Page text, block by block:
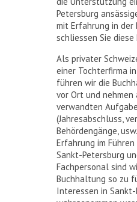
Petersburg
mit Erfahrung in der
schliessen Sie diese
Als privater
einer Tochterfirma
führen wir die
vor Ort und nehmen
verwandten
(Jahresabschluss,
Behördengänge,
Erfahrung im
Sankt-Petersburg
Fachpersonal sind
Buchhaltung so zu
Interessen in